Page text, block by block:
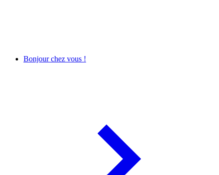
Bonjour chez vous !